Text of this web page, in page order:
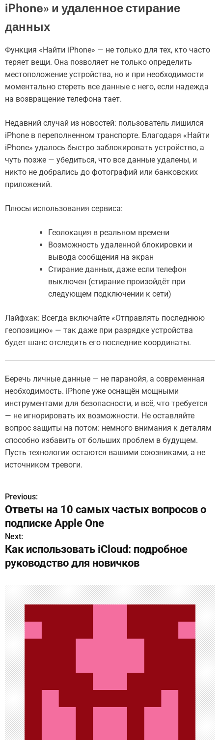
iPhone» и удаленное стирание
данных
Функция «Найти iPhone» — не только для тех, кто часто
теряет вещи. Она позволяет не только определить
местоположение устройства, но и при необходимости
моментально стереть все данные с него, если надежда
на возвращение телефона тает.
Недавний случай из новостей: пользователь лишился
iPhone в переполненном транспорте. Благодаря «Найти
iPhone» удалось быстро заблокировать устройство, а
чуть позже — убедиться, что все данные удалены, и
никто не добрались до фотографий или банковских
приложений.
Плюсы использования сервиса:
Геолокация в реальном времени
Возможность удаленной блокировки и
вывода сообщения на экран
Стирание данных, даже если телефон
выключен (стирание произойдёт при
следующем подключении к сети)
Лайфхак: Всегда включайте «Отправлять последнюю
геопозицию» — так даже при разрядке устройства
будет шанс отследить его последние координаты.
Беречь личные данные — не паранойя, а современная
необходимость. iPhone уже оснащён мощными
инструментами для безопасности, и всё, что требуется
— не игнорировать их возможности. Не оставляйте
вопрос защиты на потом: немного внимания к деталям
способно избавить от больших проблем в будущем.
Пусть технологии остаются вашими союзниками, а не
источником тревоги.
Н
а
в
и
а
ц
и
я
п
о
з
а
Previous:
Ответы на 10 самых частых вопросов о
подписке Apple One
Next:
Как использовать iCloud: подробное
руководство для новичков